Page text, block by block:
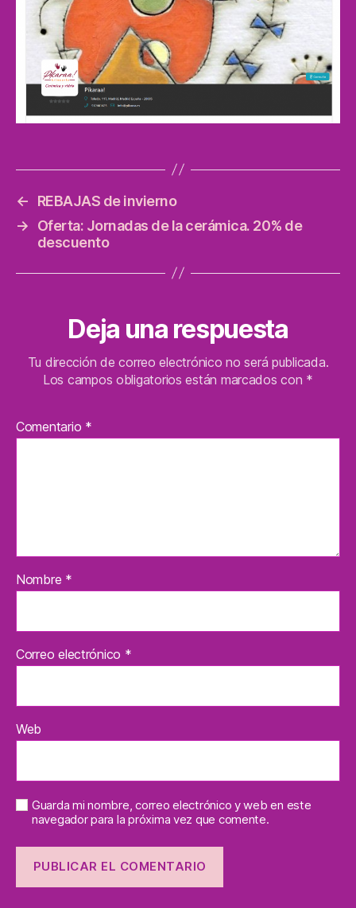
←
REBAJAS de invierno
→
Oferta: Jornadas de la cerámica. 20% de
descuento
Deja una respuesta
Tu dirección de correo electrónico no será publicada.
Los campos obligatorios están marcados con *
Comentario *
Nombre *
Correo electrónico *
Web
Guarda mi nombre, correo electrónico y web en este
navegador para la próxima vez que comente.